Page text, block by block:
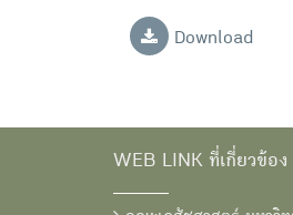
Download
WEB LINK ที่เกี่ยวข้อง